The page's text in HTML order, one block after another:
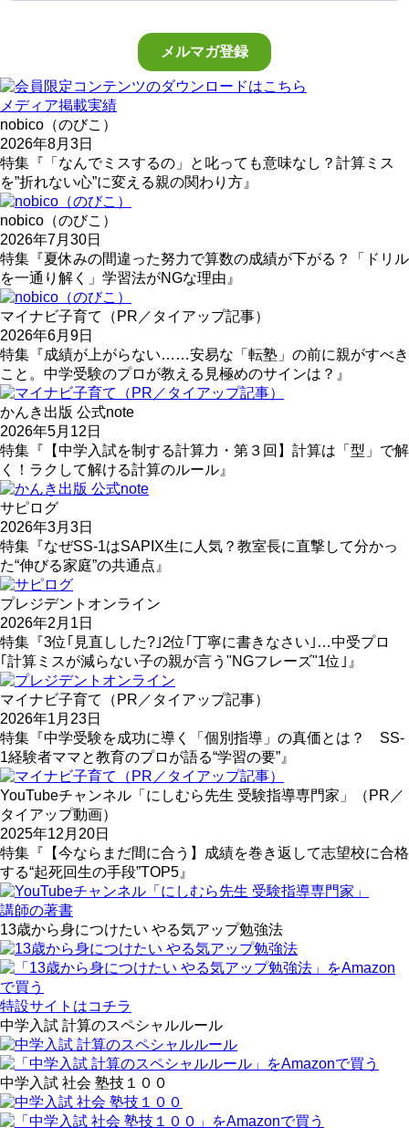
メディア掲載実績
nobico（のびこ）
2026年8月3日
特集『「なんでミスするの」と叱っても意味なし？計算ミス
を”折れない心”に変える親の関わり方』
nobico（のびこ）
2026年7月30日
特集『夏休みの間違った努力で算数の成績が下がる？「ドリル
を一通り解く」学習法がNGな理由』
マイナビ子育て（PR／タイアップ記事）
2026年6月9日
特集『成績が上がらない……安易な「転塾」の前に親がすべき
こと。中学受験のプロが教える見極めのサインは？』
かんき出版 公式note
2026年5月12日
特集『【中学入試を制する計算力・第３回】計算は「型」で解
く！ラクして解ける計算のルール』
サピログ
2026年3月3日
特集『なぜSS-1はSAPIX生に人気？教室長に直撃して分かっ
た“伸びる家庭”の共通点』
プレジデントオンライン
2026年2月1日
特集『3位｢見直しした?｣2位｢丁寧に書きなさい｣…中受プロ
｢計算ミスが減らない子の親が言う"NGフレーズ"1位｣』
マイナビ子育て（PR／タイアップ記事）
2026年1月23日
特集『中学受験を成功に導く「個別指導」の真価とは？ SS-
1経験者ママと教育のプロが語る“学習の要”』
YouTubeチャンネル「にしむら先生 受験指導専門家」（PR／
タイアップ動画）
2025年12月20日
特集『【今ならまだ間に合う】成績を巻き返して志望校に合格
する“起死回生の手段”TOP5』
講師の著書
13歳から身につけたい やる気アップ勉強法
特設サイトはコチラ
中学入試 計算のスペシャルルール
中学入試 社会 塾技１００